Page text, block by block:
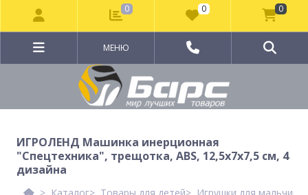
МЕНЮ
ИГРОЛЕНД Машинка инерционная
"Спецтехника", трещотка, ABS, 12,5х7х7,5 см, 4
дизайна
0 0 0